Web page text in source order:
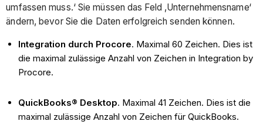
umfassen muss.‘ Sie müssen das Feld ‚Unternehmensname‘
ändern, bevor Sie die Daten erfolgreich senden können.
Integration durch Procore. Maximal 60 Zeichen. Dies ist
die maximal zulässige Anzahl von Zeichen in Integration by
Procore.
QuickBooks® Desktop. Maximal 41 Zeichen. Dies ist die
maximal zulässige Anzahl von Zeichen für QuickBooks.